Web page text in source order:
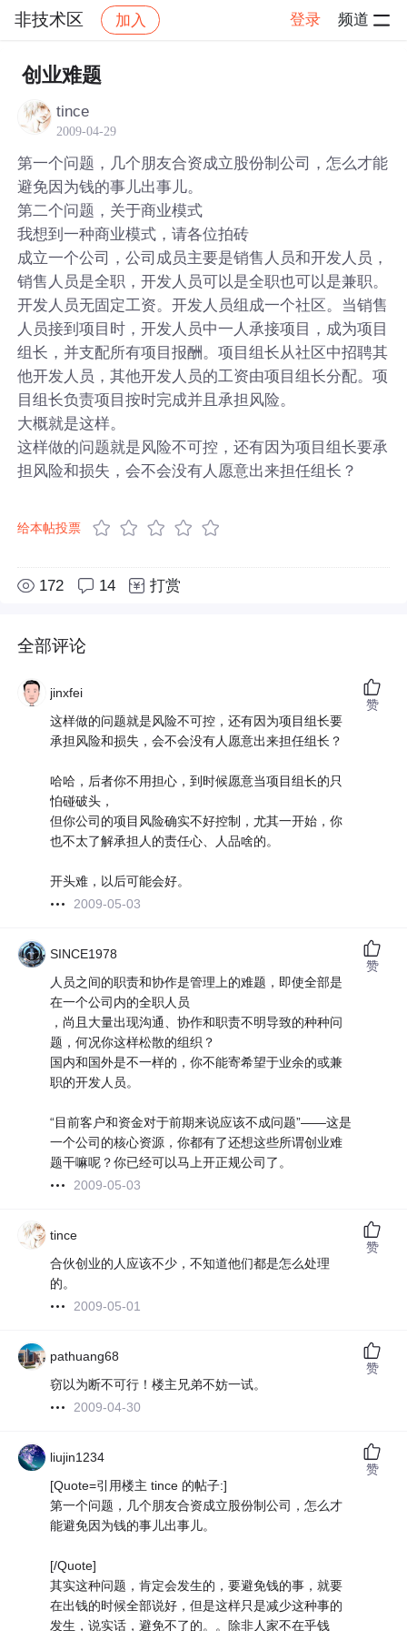
非技术区 加入 登录 频道
社区 非技术区
创业难题
tince
2009-04-29
第一个问题，几个朋友合资成立股份制公司，怎么才能
避免因为钱的事儿出事儿。
第二个问题，关于商业模式
我想到一种商业模式，请各位拍砖
成立一个公司，公司成员主要是销售人员和开发人员，
销售人员是全职，开发人员可以是全职也可以是兼职。
开发人员无固定工资。开发人员组成一个社区。当销售
人员接到项目时，开发人员中一人承接项目，成为项目
组长，并支配所有项目报酬。项目组长从社区中招聘其
他开发人员，其他开发人员的工资由项目组长分配。项
目组长负责项目按时完成并且承担风险。
大概就是这样。
这样做的问题就是风险不可控，还有因为项目组长要承
担风险和损失，会不会没有人愿意出来担任组长？
给本帖投票
172 14 打赏
全部评论
jinxfei
这样做的问题就是风险不可控，还有因为项目组长要
承担风险和损失，会不会没有人愿意出来担任组长？
哈哈，后者你不用担心，到时候愿意当项目组长的只
怕碰破头，
但你公司的项目风险确实不好控制，尤其一开始，你
也不太了解承担人的责任心、人品啥的。
开头难，以后可能会好。
2009-05-03
赞
SINCE1978
人员之间的职责和协作是管理上的难题，即使全部是
在一个公司内的全职人员
，尚且大量出现沟通、协作和职责不明导致的种种问
题，何况你这样松散的组织？
国内和国外是不一样的，你不能寄希望于业余的或兼
职的开发人员。
“目前客户和资金对于前期来说应该不成问题”——这是
一个公司的核心资源，你都有了还想这些所谓创业难
题干嘛呢？你已经可以马上开正规公司了。
2009-05-03
赞
tince
合伙创业的人应该不少，不知道他们都是怎么处理
的。
2009-05-01
赞
pathuang68
窃以为断不可行！楼主兄弟不妨一试。
2009-04-30
赞
liujin1234
[Quote=引用楼主 tince 的帖子:]
第一个问题，几个朋友合资成立股份制公司，怎么才
能避免因为钱的事儿出事儿。
[/Quote]
其实这种问题，肯定会发生的，要避免钱的事，就要
在出钱的时候全部说好，但是这样只是减少这种事的
发生，说实话，避免不了的。。除非人家不在乎钱
赞